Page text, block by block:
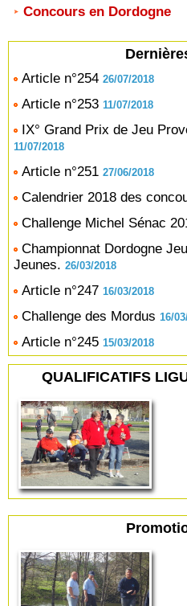
Concours en Dordogne
Article n°254 26/07/2018
Article n°253 11/07/2018
IX° Grand Prix de Jeu
11/07/2018
Article n°251 27/06/2018
Calendrier 2018 des
Challenge Michel Sénac
Championnat Dordogne
Jeunes. 26/03/2018
Article n°247 16/03/2018
Challenge des Mordus 16/
Article n°245 15/03/2018
QUALIFICATIFS